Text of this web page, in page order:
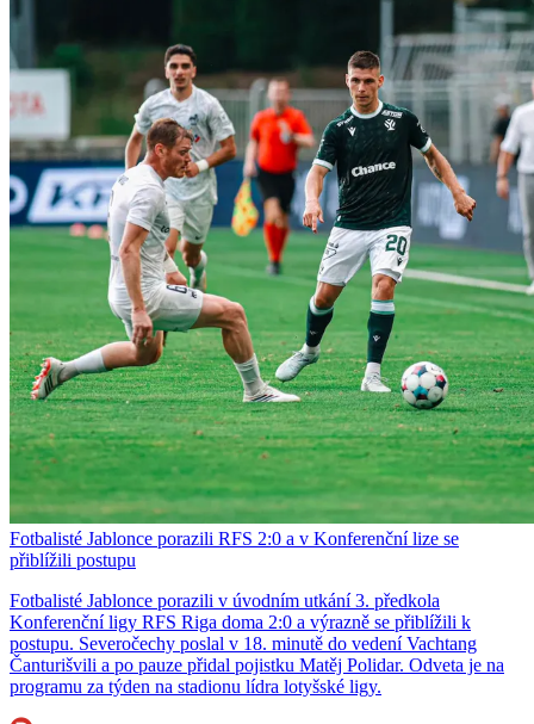
Fotbalisté Jablonce porazili RFS 2:0 a v Konferenční lize se
přiblížili postupu
Fotbalisté Jablonce porazili v úvodním utkání 3. předkola
Konferenční ligy RFS Riga doma 2:0 a výrazně se přiblížili k
postupu. Severočechy poslal v 18. minutě do vedení Vachtang
Čanturišvili a po pauze přidal pojistku Matěj Polidar. Odveta je na
programu za týden na stadionu lídra lotyšské ligy.